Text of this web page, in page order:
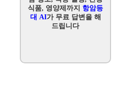
식품, 영양제까지 항암등
대 AI가 무료 답변을 해
드립니다